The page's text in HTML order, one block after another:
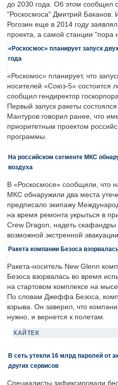
до 2030 года. Об этом сообщил
"Роскосмоса" Дмитрий Баканов.
Рогозин еще в 2014 году
проекта, а самой станции "пора
«Роскосмос» планирует запуск
года
«Роскомос» планирует, что
носителей «Союз-5» состоится
сообщил гендиректор
Первый запуск ракеты
Мантуров говорил ранее, что
приоритетным проектом
программы.
На российском сегменте МКС
воздуха
В «Роскосмосе» сообщили, что
МКС обнаружили два места
предписало экипажу
на время ремонта укрыться в
Crew Dragon, надеть скафандры
возможной экстренной
Ракета компании Безоса
Ракета-носитель New Glenn
Безоса взорвалась во время
на стартовом комплексе на
По словам Джеффа Безоса,
взрыва. Он заверил, что
нужно, и вернется к полетам.
ХАЙТЕК
В сеть утекли 16 млрд паролей от
других сервисов
Специалисты зафиксировали